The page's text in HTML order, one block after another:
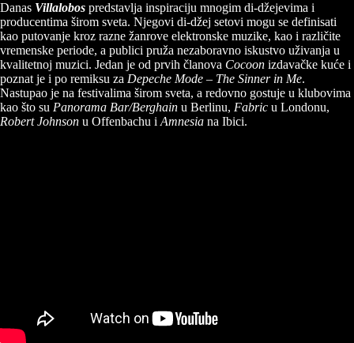
Danas Villalobos predstavlja inspiraciju mnogim di-džejevima i
producentima širom sveta. Njegovi di-džej setovi mogu se definisati
kao putovanje kroz razne žanrove elektronske muzike, kao i različite
vremenske periode, a publici pruža nezaboravno iskustvo uživanja u
kvalitetnoj muzici. Jedan je od prvih članova Cocoon izdavačke kuće i
poznat je i po remiksu za Depeche Mode – The Sinner in Me.
Nastupao je na festivalima širom sveta, a redovno gostuje u klubovima
kao što su Panorama Bar/Berghain u Berlinu, Fabric u Londonu,
Robert Johnson u Offenbachu i Amnesia na Ibici.